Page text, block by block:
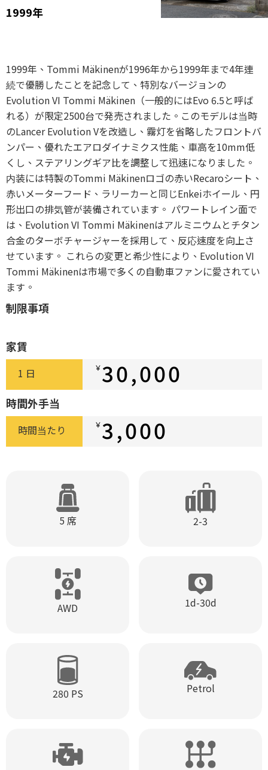
1999年
1999年、Tommi Mäkinenが1996年から1999年まで4年連
続で優勝したことを記念して、特別なバージョンの
Evolution VI Tommi Mäkinen（一般的にはEvo 6.5と呼ば
れる）が限定2500台で発売されました。このモデルは当時
のLancer Evolution Vを改造し、霧灯を省略したフロントバ
ンパー、優れたエアロダイナミクス性能、車高を10mm低
くし、ステアリングギア比を調整して迅速になりました。
内装には特製のTommi Mäkinenロゴの赤いRecaroシート、
赤いメーターフード、ラリーカーと同じEnkeiホイール、円
形出口の排気管が装備されています。 パワートレイン面で
は、Evolution VI Tommi Mäkinenはアルミニウムとチタン
合金のターボチャージャーを採用して、反応速度を向上さ
せています。 これらの変更と希少性により、Evolution VI
Tommi Mäkinenは市場で多くの自動車ファンに愛されてい
ます。
制限事項
家賃
1 日 ￥30,000
時間外手当
時間当たり ￥3,000
5 席 2-3
AWD 1d-30d
280 PS Petrol